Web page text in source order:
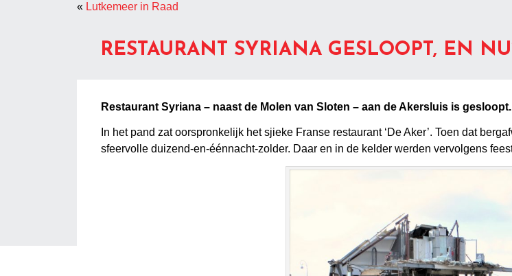
« Lutkemeer in Raad
RESTAURANT SYRIANA GESLOOPT, EN
Restaurant Syriana – naast de Molen van Sloten – aan de Akersluis is gesloopt.
In het pand zat oorspronkelijk het sjieke Franse restaurant ‘De Aker’. Toen dat
sfeervolle duizend-en-éénnacht-zolder. Daar en in de kelder werden vervolgens